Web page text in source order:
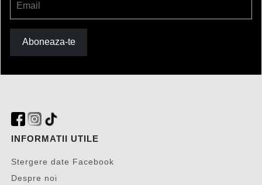
Email
Aboneaza-te
INFORMATII UTILE
Stergere date Facebook
Despre noi